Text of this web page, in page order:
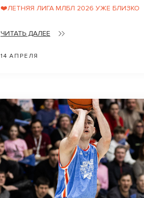
❤️ЛЕТНЯЯ ЛИГА МЛБЛ 2026 УЖЕ БЛИЗКО
ЧИТАТЬ ДАЛЕЕ
14 АПРЕЛЯ